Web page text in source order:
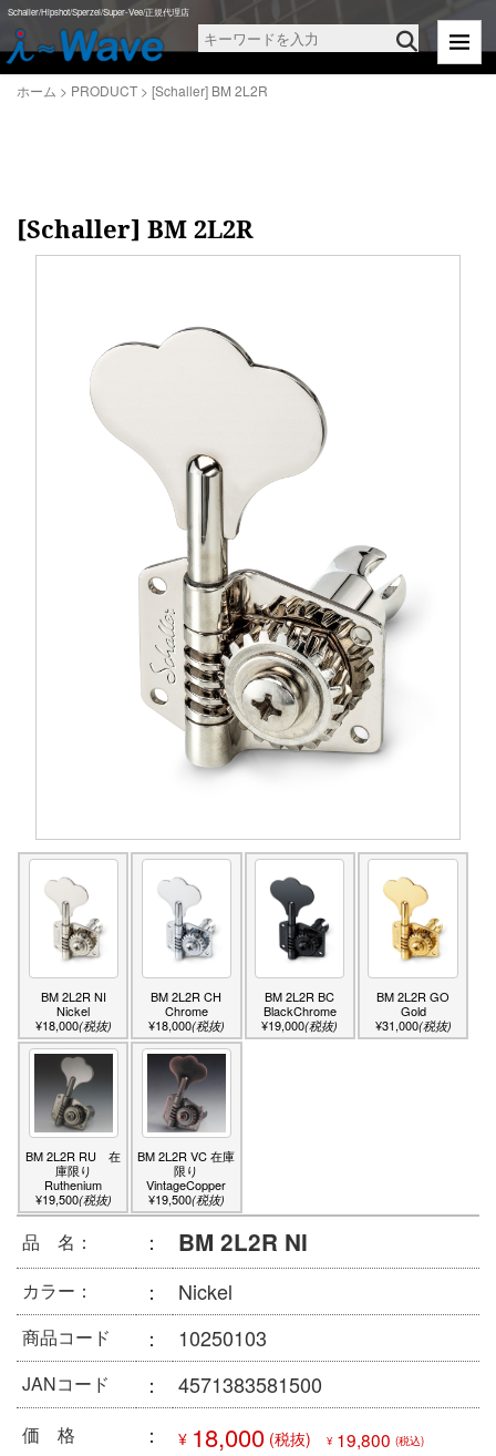
Schaller/Hipshot/Sperzel/Super-Vee/正規代理店
ホーム>PRODUCT>[Schaller] BM 2L2R
ホーム > PRODUCT > [Schaller] BM 2L2R
[Schaller] BM 2L2R
BM 2L2R NI
Nickel
¥18,000(税抜)
BM 2L2R CH
Chrome
¥18,000(税抜)
BM 2L2R BC
BlackChrome
¥19,000(税抜)
BM 2L2R GO
Gold
¥31,000(税抜)
BM 2L2R RU 在
庫限り
Ruthenium
¥19,500(税抜)
BM 2L2R VC 在庫
限り
VintageCopper
¥19,500(税抜)
品 名： ： BM 2L2R NI
カラー： ： Nickel
商品コード ： 10250103
JANコード ： 4571383581500
価 格 ： ¥ 18,000 (税抜) ¥ 19,800 (税込)